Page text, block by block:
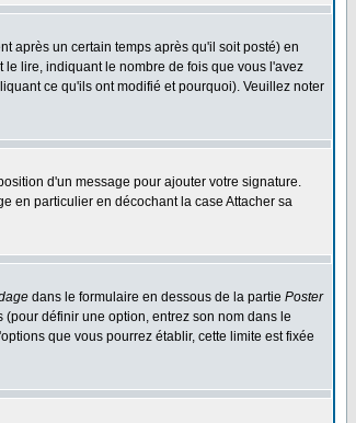
après un certain temps après qu'il soit posté) en
lire, indiquant le nombre de fois que vous l'avez
ce qu'ils ont modifié et pourquoi). Veuillez noter
d'un message pour ajouter votre signature.
en particulier en décochant la case Attacher sa
dans le formulaire en dessous de la partie Poster
définir une option, entrez son nom dans le
que vous pourrez établir, cette limite est fixée